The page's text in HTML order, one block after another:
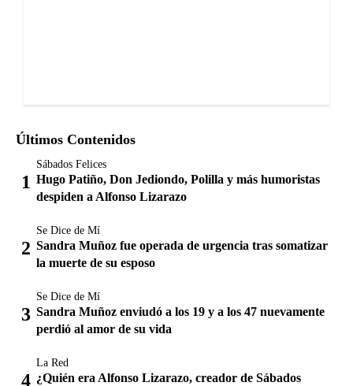
Últimos Contenidos
Sábados Felices
Hugo Patiño, Don Jediondo, Polilla y más humoristas
despiden a Alfonso Lizarazo
Se Dice de Mí
Sandra Muñoz fue operada de urgencia tras somatizar
la muerte de su esposo
Se Dice de Mí
Sandra Muñoz enviudó a los 19 y a los 47 nuevamente
perdió al amor de su vida
La Red
¿Quién era Alfonso Lizarazo, creador de Sábados